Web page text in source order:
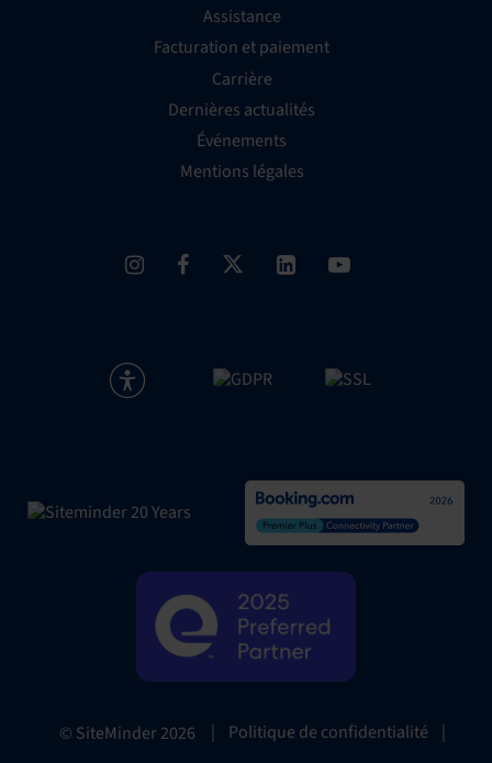
Assistance
Facturation et paiement
Carrière
Dernières actualités
Événements
Mentions légales
© SiteMinder2026 | Politique de confidentialité |